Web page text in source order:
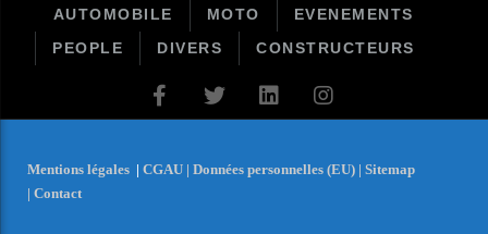
AUTOMOBILE MOTO
EVENEMENTS
PEOPLE
DIVERS CONSTRUCTEURS
Mentions légales | CGAU | Données personnelles (EU) | Sitemap
| Contact